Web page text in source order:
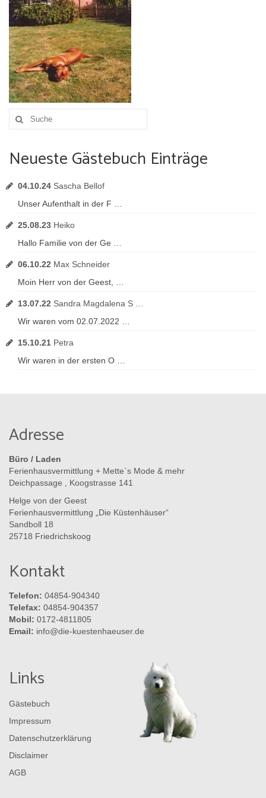
Umgebung
Urlaub mit Hund
Suche
nach:
Neueste Gästebuch Einträge
04.10.24 Sascha Bellof
Unser Aufenthalt in der F …
25.08.23 Heiko
Hallo Familie von der Ge …
06.10.22 Max Schneider
Moin Herr von der Geest, …
13.07.22 Sandra Magdalena S …
Wir waren vom 02.07.2022 …
15.10.21 Petra
Wir waren in der ersten O …
Adresse
Büro / Laden
Ferienhausvermittlung + Mette`s Mode & mehr
Deichpassage , Koogstrasse 141
Helge von der Geest
Ferienhausvermittlung „Die Küstenhäuser“
Sandboll 18
25718 Friedrichskoog
Kontakt
Telefon: 04854-904340
Telefax: 04854-904357
Mobil: 0172-4811805
Email: info@die-kuestenhaeuser.de
Links
Gästebuch
Impressum
Datenschutzerklärung
Disclaimer
AGB